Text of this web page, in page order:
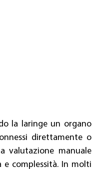
la laringe un organo
direttamente o
valutazione manuale
e complessità. In molti